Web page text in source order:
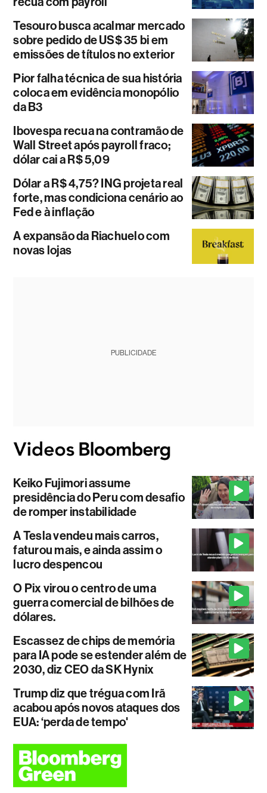
Tesouro busca acalmar mercado
sobre pedido de US$ 35 bi em
emissões de títulos no exterior
Pior falha técnica de sua história
coloca em evidência monopólio
da B3
Ibovespa recua na contramão de
Wall Street após payroll fraco;
dólar cai a R$ 5,09
Dólar a R$ 4,75? ING projeta real
forte, mas condiciona cenário ao
Fed e à inflação
A expansão da Riachuelo com
novas lojas
PUBLICIDADE
Keiko Fujimori assume
presidência do Peru com desafio
de romper instabilidade
A Tesla vendeu mais carros,
faturou mais, e ainda assim o
lucro despencou
O Pix virou o centro de uma
guerra comercial de bilhões de
dólares.
Escassez de chips de memória
para IA pode se estender além de
2030, diz CEO da SK Hynix
Trump diz que trégua com Irã
acabou após novos ataques dos
EUA: ‘perda de tempo'